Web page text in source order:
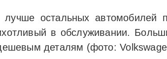
остальных автомобилей
в обслуживании.
деталям (фото: